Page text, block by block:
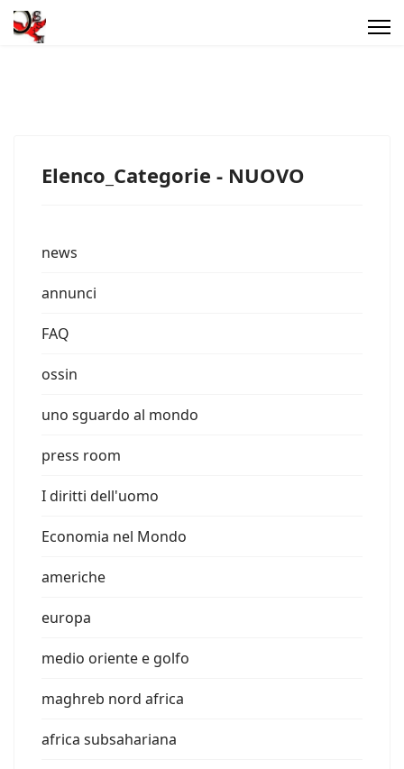
Elenco_Categorie - NUOVO
news
annunci
FAQ
ossin
uno sguardo al mondo
press room
I diritti dell'uomo
Economia nel Mondo
americhe
europa
medio oriente e golfo
maghreb nord africa
africa subsahariana